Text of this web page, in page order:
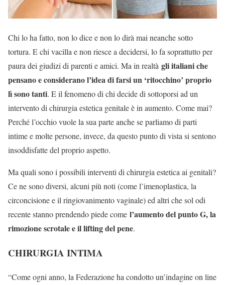
Chi lo ha fatto, non lo dice e non lo dirà mai neanche sotto
tortura. E chi vacilla e non riesce a decidersi, lo fa soprattutto per
paura dei giudizi di parenti e amici. Ma in realtà gli italiani che
pensano e considerano l’idea di farsi un ‘ritocchino’ proprio
lì sono tanti. E il fenomeno di chi decide di sottoporsi ad un
intervento di chirurgia estetica genitale è in aumento. Come mai?
Perché l’occhio vuole la sua parte anche se parliamo di parti
intime e molte persone, invece, da questo punto di vista si sentono
insoddisfatte del proprio aspetto.
Ma quali sono i possibili interventi di chirurgia estetica ai genitali?
Ce ne sono diversi, alcuni più noti (come l’imenoplastica, la
circoncisione e il ringiovanimento vaginale) ed altri che sol odi
recente stanno prendendo piede come l’aumento del punto G, la
rimozione scrotale e il lifting del pene.
CHIRURGIA INTIMA
“Come ogni anno, la Federazione ha condotto un’indagine on line